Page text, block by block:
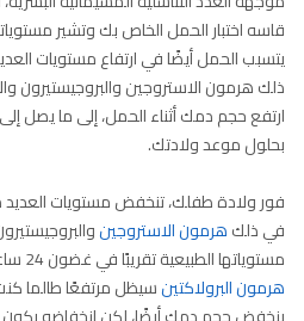
قاسه اختبار الحمل الخاص بك وتشير
يتسبب الحمل أيضًا في ارتفاع مستويات
ذلك هرمون الاستروجين والبروجيستيرون
بحلول موعد ولادتك.
فور ولادة طفلك، تنخفض مستويات العديد
في ذلكهرمون الاستروجين
مستوياتها الطبيعية تقريبًا في غضون 24 ساعة بعد الولادة، على الرغم من أن
هرمون البرولاكتينسيظل مرتفعًا طالما